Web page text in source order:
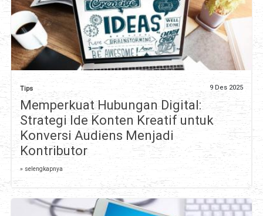
Tips 9 Des 2025
Memperkuat Hubungan Digital:
Strategi Ide Konten Kreatif untuk
Konversi Audiens Menjadi
Kontributor
» selengkapnya